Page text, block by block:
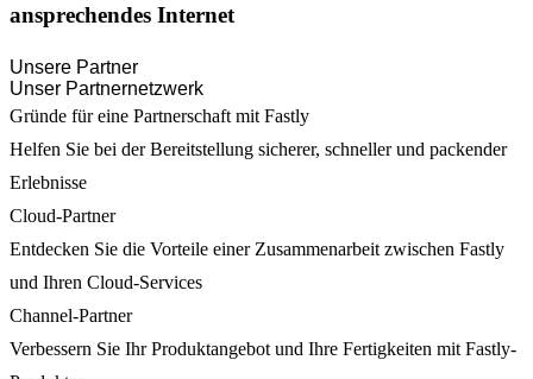
ansprechendes Internet
Unsere Partner
Unser Partnernetzwerk
Gründe für eine Partnerschaft mit Fastly
Helfen Sie bei der Bereitstellung sicherer, schneller und packender
Erlebnisse
Cloud-Partner
Entdecken Sie die Vorteile einer Zusammenarbeit zwischen Fastly
und Ihren Cloud-Services
Channel-Partner
Verbessern Sie Ihr Produktangebot und Ihre Fertigkeiten mit Fastly-